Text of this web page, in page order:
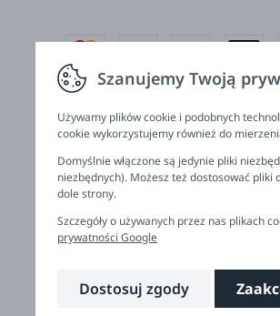
Copyright © 2026 Dobre Liski -
Szanujemy Twoją
Używamy plików cookie i podobnych
cookie wykorzystujemy również do
Domyślnie włączone są jedynie pliki
niezbędnych). Możesz też dostosować pliki
dole strony.
Szczegóły o używanych przez nas plikach
prywatności Google
Dostosuj zgody